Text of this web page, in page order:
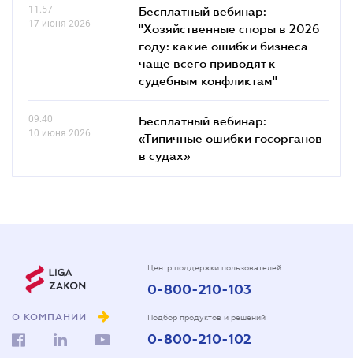
11.57
17 июня 2026
Бесплатный вебинар:
"Хозяйственные споры в 2026
году: какие ошибки бизнеса
чаще всего приводят к
судебным конфликтам"
09.40
10 июня 2026
Бесплатный вебинар:
«Типичные ошибки госорганов
в судах»
О КОМПАНИИ
Центр поддержки пользователей
0-800-210-103
Подбор продуктов и решений
0-800-210-102